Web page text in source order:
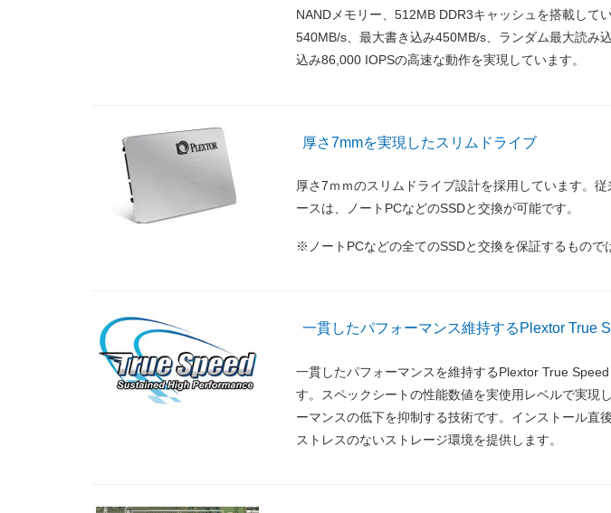
NANDメモリー、512MB DDR3キャッシュを搭載して
540MB/s、最大書き込み450MB/s、ランダム最大読み
込み86,000 IOPSの高速な動作を実現しています。
厚さ7mmを実現したスリムドライブ
厚さ7ｍｍのスリムドライブ設計を採用しています。
ースは、ノートPCなどのSSDと交換が可能です。
※ノートPCなどの全てのSSDと交換を保証するもので
一貫したパフォーマンス維持するPlextor True
一貫したパフォーマンスを維持するPlextor True
す。スペックシートの性能数値を実使用レベルで実現
ーマンスの低下を抑制する技術です。インストール直
ストレスのないストレージ環境を提供します。